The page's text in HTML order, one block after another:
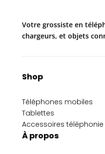
Votre grossiste en
chargeurs, et objets
Shop
Téléphones mobiles
Tablettes
Accessoires téléphonie
À propos